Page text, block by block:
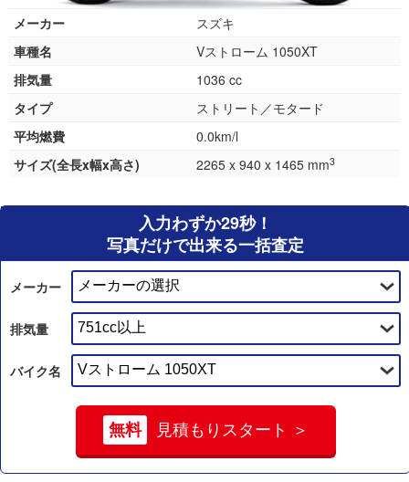
メーカー
スズキ
車種名
Vストローム 1050XT
排気量
1036 cc
タイプ
ストリート／モタード
平均燃費
0.0km/l
サイズ(全長x幅x高さ)
2265 x 940 x 1465 mm3
入力わずか29秒！
写真だけで出来る一括査定
メーカー
排気量
バイク名
無料 見積もりスタート ＞